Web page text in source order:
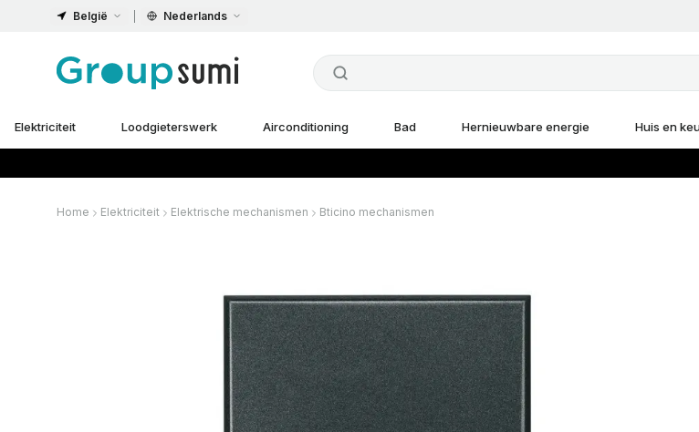
België Nederlands
Elektriciteit Loodgieterswerk Airconditioning Bad Hernieuwbare energie Huis en
Home Elektriciteit Elektrische mechanismen Bticino mechanismen